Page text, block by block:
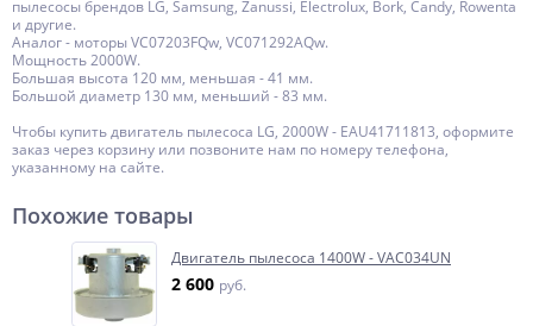
пылесосы брендов LG, Samsung, Zanussi, Electrolux, Bork, Candy, Rowenta
и другие.
Аналог - моторы VC07203FQw, VC071292AQw.
Мощность 2000W.
Большая высота 120 мм, меньшая - 41 мм.
Большой диаметр 130 мм, меньший - 83 мм.
Чтобы купить двигатель пылесоса LG, 2000W - EAU41711813, оформите
заказ через корзину или позвоните нам по номеру телефона,
указанному на сайте.
Похожие товары
Двигатель пылесоса 1400W - VAC034UN
2 600 руб.